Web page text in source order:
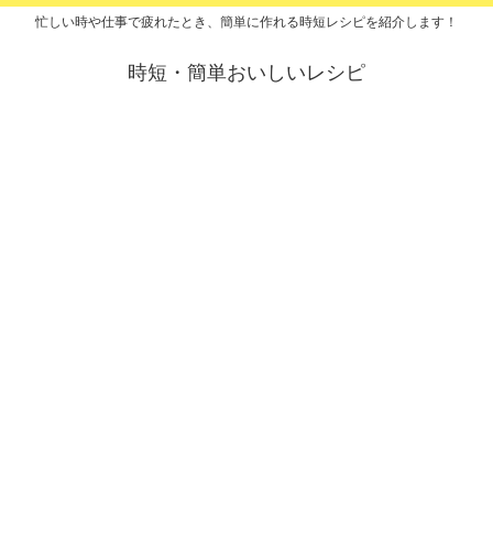
忙しい時や仕事で疲れたとき、簡単に作れる時短レシピを紹介します！
時短・簡単おいしいレシピ